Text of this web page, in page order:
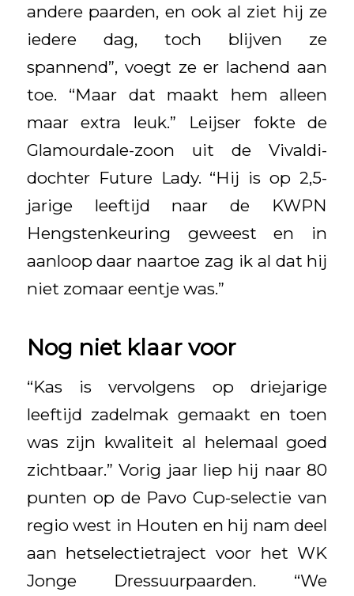
andere paarden, en ook al ziet hij ze
iedere dag, toch blijven ze
spannend”, voegt ze er lachend aan
toe. “Maar dat maakt hem alleen
maar extra leuk.” Leijser fokte de
Glamourdale-zoon uit de Vivaldi-
dochter Future Lady. “Hij is op 2,5-
jarige leeftijd naar de KWPN
Hengstenkeuring geweest en in
aanloop daar naartoe zag ik al dat hij
niet zomaar eentje was.”
Nog niet klaar voor
“Kas is vervolgens op driejarige
leeftijd zadelmak gemaakt en toen
was zijn kwaliteit al helemaal goed
zichtbaar.” Vorig jaar liep hij naar 80
punten op de Pavo Cup-selectie van
regio west in Houten en hij nam deel
aan hetselectietraject voor het WK
Jonge Dressuurpaarden. “We